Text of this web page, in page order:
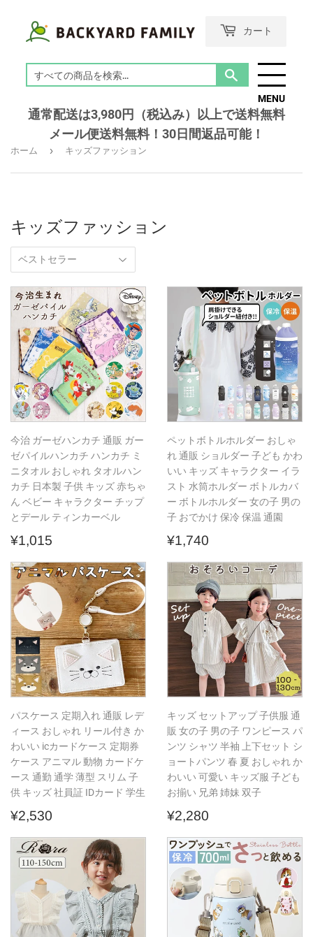
カート
索
る
MENU
通常配送は3,980円（税込み）以上で送料無料
メール便送料無料！30日間返品可能！
ホーム › キッズファッション
キッズファッション
今治 ガーゼハンカチ 通販 ガー
ゼパイルハンカチ ハンカチ ミ
ニタオル おしゃれ タオルハン
カチ 日本製 子供 キッズ 赤ちゃ
ん ベビー キャラクター チップ
とデール ティンカーベル
通
価
格
¥1,015
ペットボトルホルダー おしゃ
れ 通販 ショルダー 子ども かわ
いい キッズ キャラクター イラ
スト 水筒ホルダー ボトルカバ
ー ボトルホルダー 女の子 男の
子 おでかけ 保冷 保温 通園
通
価
格
¥1,740
パスケース 定期入れ 通販 レデ
ィース おしゃれ リール付き か
わいい icカードケース 定期券
ケース アニマル 動物 カードケ
ース 通勤 通学 薄型 スリム 子
供 キッズ 社員証 IDカード 学生
通
価
格
¥2,530
キッズ セットアップ 子供服 通
販 女の子 男の子 ワンピース パ
ンツ シャツ 半袖 上下セット シ
ョートパンツ 春 夏 おしゃれ か
わいい 可愛い キッズ服 子ども
お揃い 兄弟 姉妹 双子
通
価
格
¥2,280